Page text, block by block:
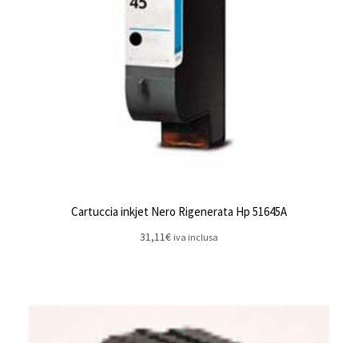
Cartuccia inkjet Nero Rigenerata Hp 51645A
31,11€ iva inclusa